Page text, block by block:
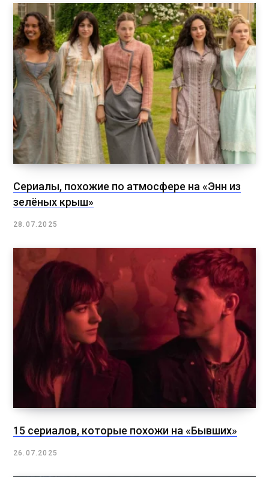
Сериалы, похожие по атмосфере на «Энн из
зелёных крыш»
28.07.2025
15 сериалов, которые похожи на «Бывших»
26.07.2025